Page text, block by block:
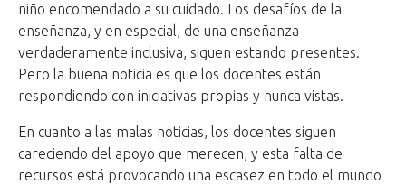
niño encomendado a su cuidado. Los desafíos de la
enseñanza, y en especial, de una enseñanza
verdaderamente inclusiva, siguen estando presentes.
Pero la buena noticia es que los docentes están
respondiendo con iniciativas propias y nunca vistas.
En cuanto a las malas noticias, los docentes siguen
careciendo del apoyo que merecen, y esta falta de
recursos está provocando una escasez en todo el mundo